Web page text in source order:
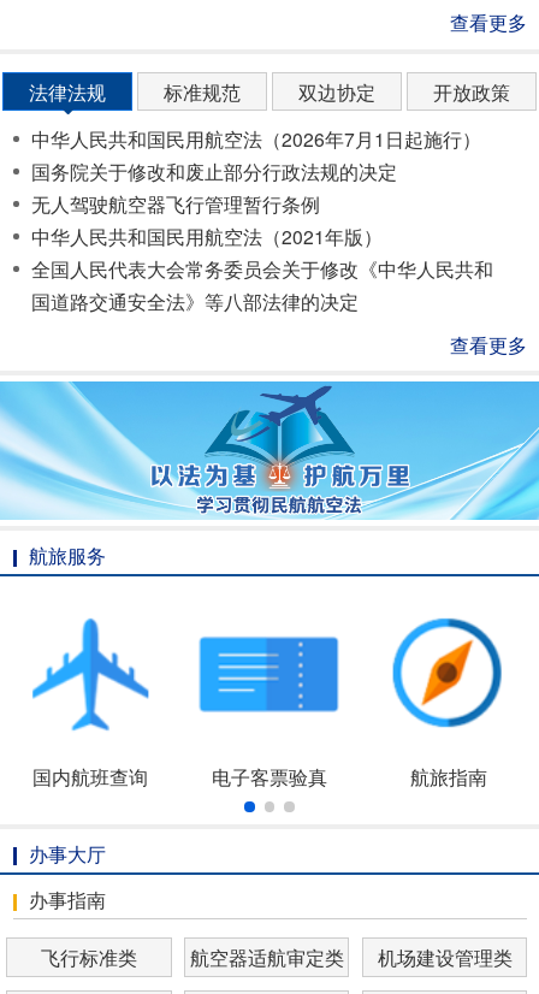
查看更多
法律法规 标准规范 双边协定
开放政策
中华人民共和国民用航空法（2026年7月1日起施行）
国务院关于修改和废止部分行政法规的决定
无人驾驶航空器飞行管理暂行条例
中华人民共和国民用航空法（2021年版）
全国人民代表大会常务委员会关于修改《中华人民共和
国道路交通安全法》等八部法律的决定
查看更多
航旅服务
国内航班查询 电子客票验真 航旅指南
办事大厅
办事指南
飞行标准类 航空器适航审定类
机场建设管理类